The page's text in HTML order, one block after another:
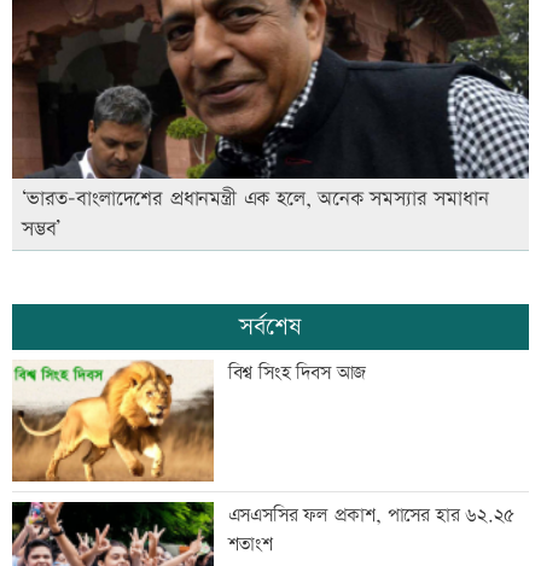
‘ভারত-বাংলাদেশের প্রধানমন্ত্রী এক হলে, অনেক সমস্যার সমাধান
সম্ভব’
সর্বশেষ
বিশ্ব সিংহ দিবস আজ
এসএসসির ফল প্রকাশ, পাসের হার ৬২.২৫
শতাংশ